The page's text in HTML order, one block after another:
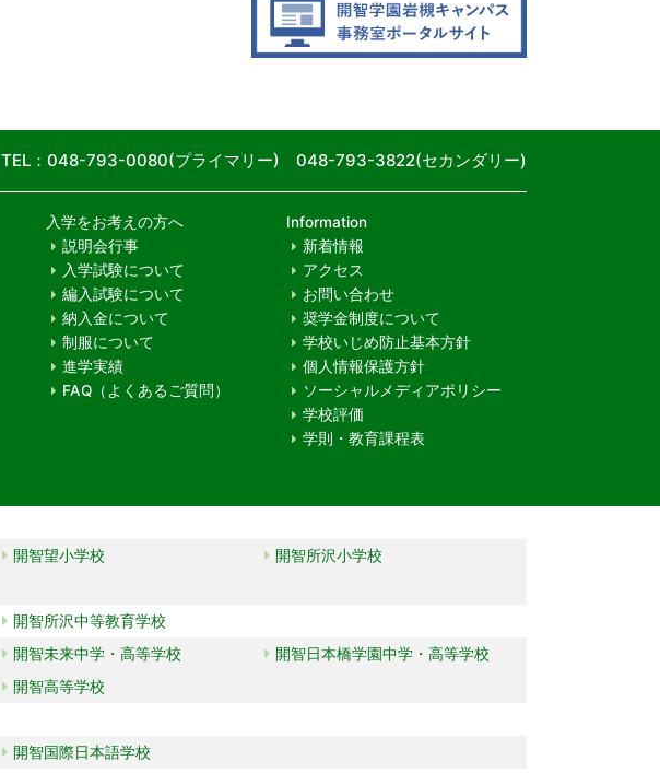
TEL：048-793-0080(プライマリー) 048-793-3822(セカンダリー)
入学をお考えの方へ
説明会行事
入学試験について
編入試験について
納入金について
制服について
進学実績
FAQ（よくあるご質問）
Information
新着情報
アクセス
お問い合わせ
奨学金制度について
学校いじめ防止基本方針
個人情報保護方針
ソーシャルメディアポリシー
学校評価
学則・教育課程表
開智望小学校
開智所沢小学校
開智所沢中等教育学校
開智未来中学・高等学校
開智日本橋学園中学・高等学校
開智高等学校
開智国際日本語学校